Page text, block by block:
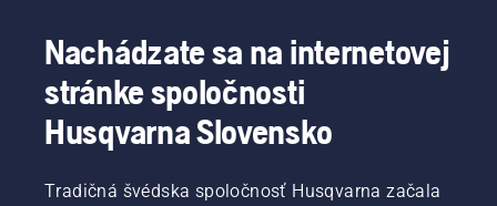
Nachádzate sa na internetovej
stránke spoločnosti
Husqvarna Slovensko
Tradičná švédska spoločnosť Husqvarna začala